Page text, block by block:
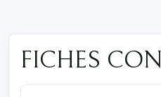
FICHES